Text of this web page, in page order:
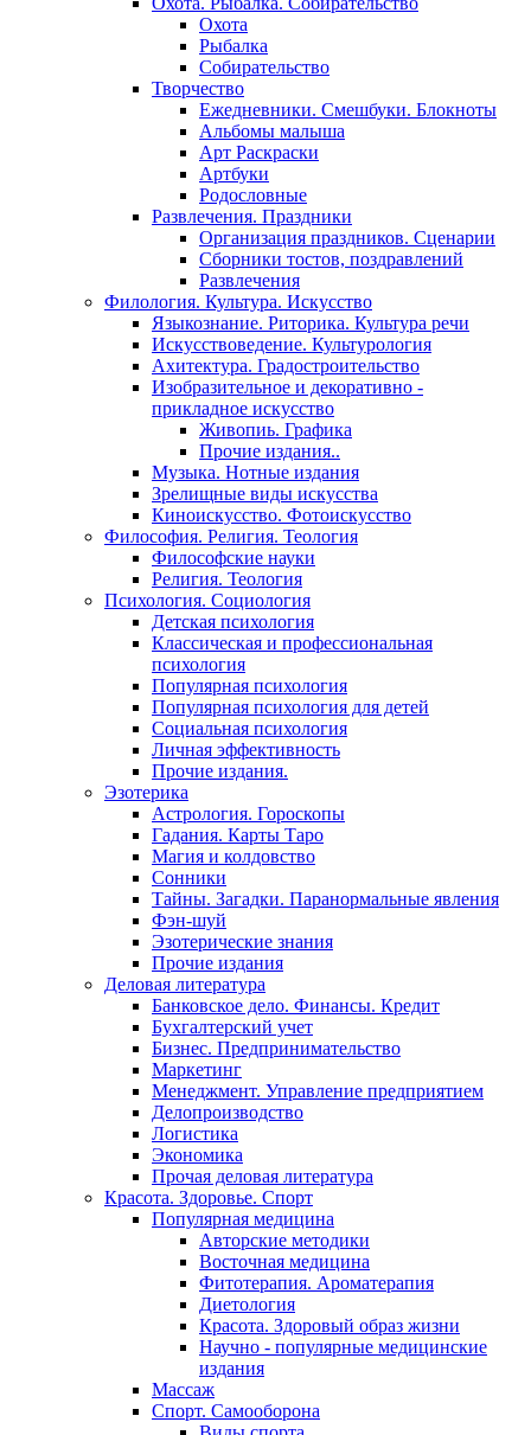
Охота
Рыбалка
Собирательство
Творчество
Ежедневники. Смешбуки. Блокноты
Альбомы малыша
Арт Раскраски
Артбуки
Родословные
Развлечения. Праздники
Организация праздников. Сценарии
Сборники тостов, поздравлений
Развлечения
Филология. Культура. Искусство
Языкознание. Риторика. Культура речи
Искусствоведение. Культурология
Ахитектура. Градостроительство
Изобразительное и декоративно -
прикладное искусство
Живопиь. Графика
Прочие издания..
Музыка. Нотные издания
Зрелищные виды искусства
Киноискусство. Фотоискусство
Философия. Религия. Теология
Философские науки
Религия. Теология
Психология. Социология
Детская психология
Классическая и профессиональная
психология
Популярная психология
Популярная психология для детей
Социальная психология
Личная эффективность
Прочие издания.
Эзотерика
Астрология. Гороскопы
Гадания. Карты Таро
Магия и колдовство
Сонники
Тайны. Загадки. Паранормальные явления
Фэн-шуй
Эзотерические знания
Прочие издания
Деловая литература
Банковское дело. Финансы. Кредит
Бухгалтерский учет
Бизнес. Предпринимательство
Маркетинг
Менеджмент. Управление предприятием
Делопроизводство
Логистика
Экономика
Прочая деловая литература
Красота. Здоровье. Спорт
Популярная медицина
Авторские методики
Восточная медицина
Фитотерапия. Ароматерапия
Диетология
Красота. Здоровый образ жизни
Научно - популярные медицинские
издания
Массаж
Спорт. Самооборона